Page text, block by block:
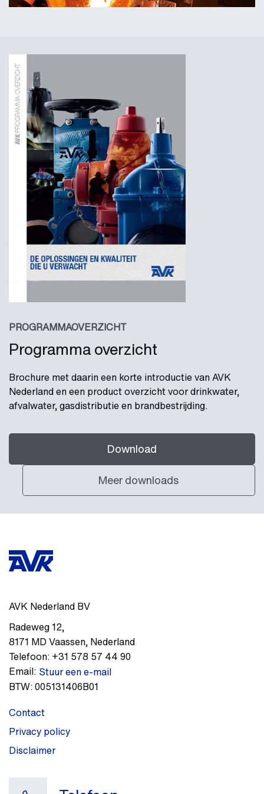
PROGRAMMAOVERZICHT
Programma overzicht
Brochure met daarin een korte introductie van AVK
Nederland en een product overzicht voor drinkwater,
afvalwater, gasdistributie en brandbestrijding.
Download
Meer downloads
AVK Nederland BV
Radeweg 12,
8171 MD Vaassen, Nederland
Telefoon: +31 578 57 44 90
Email: Stuur een e-mail
BTW:005131406B01
Contact
Privacy policy
Disclaimer